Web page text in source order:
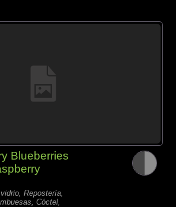
Blueberries
Repostería,
Cóctel,